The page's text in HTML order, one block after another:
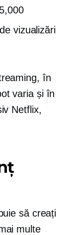
vizualizări
în
varia și în
Netflix,
să creați
multe